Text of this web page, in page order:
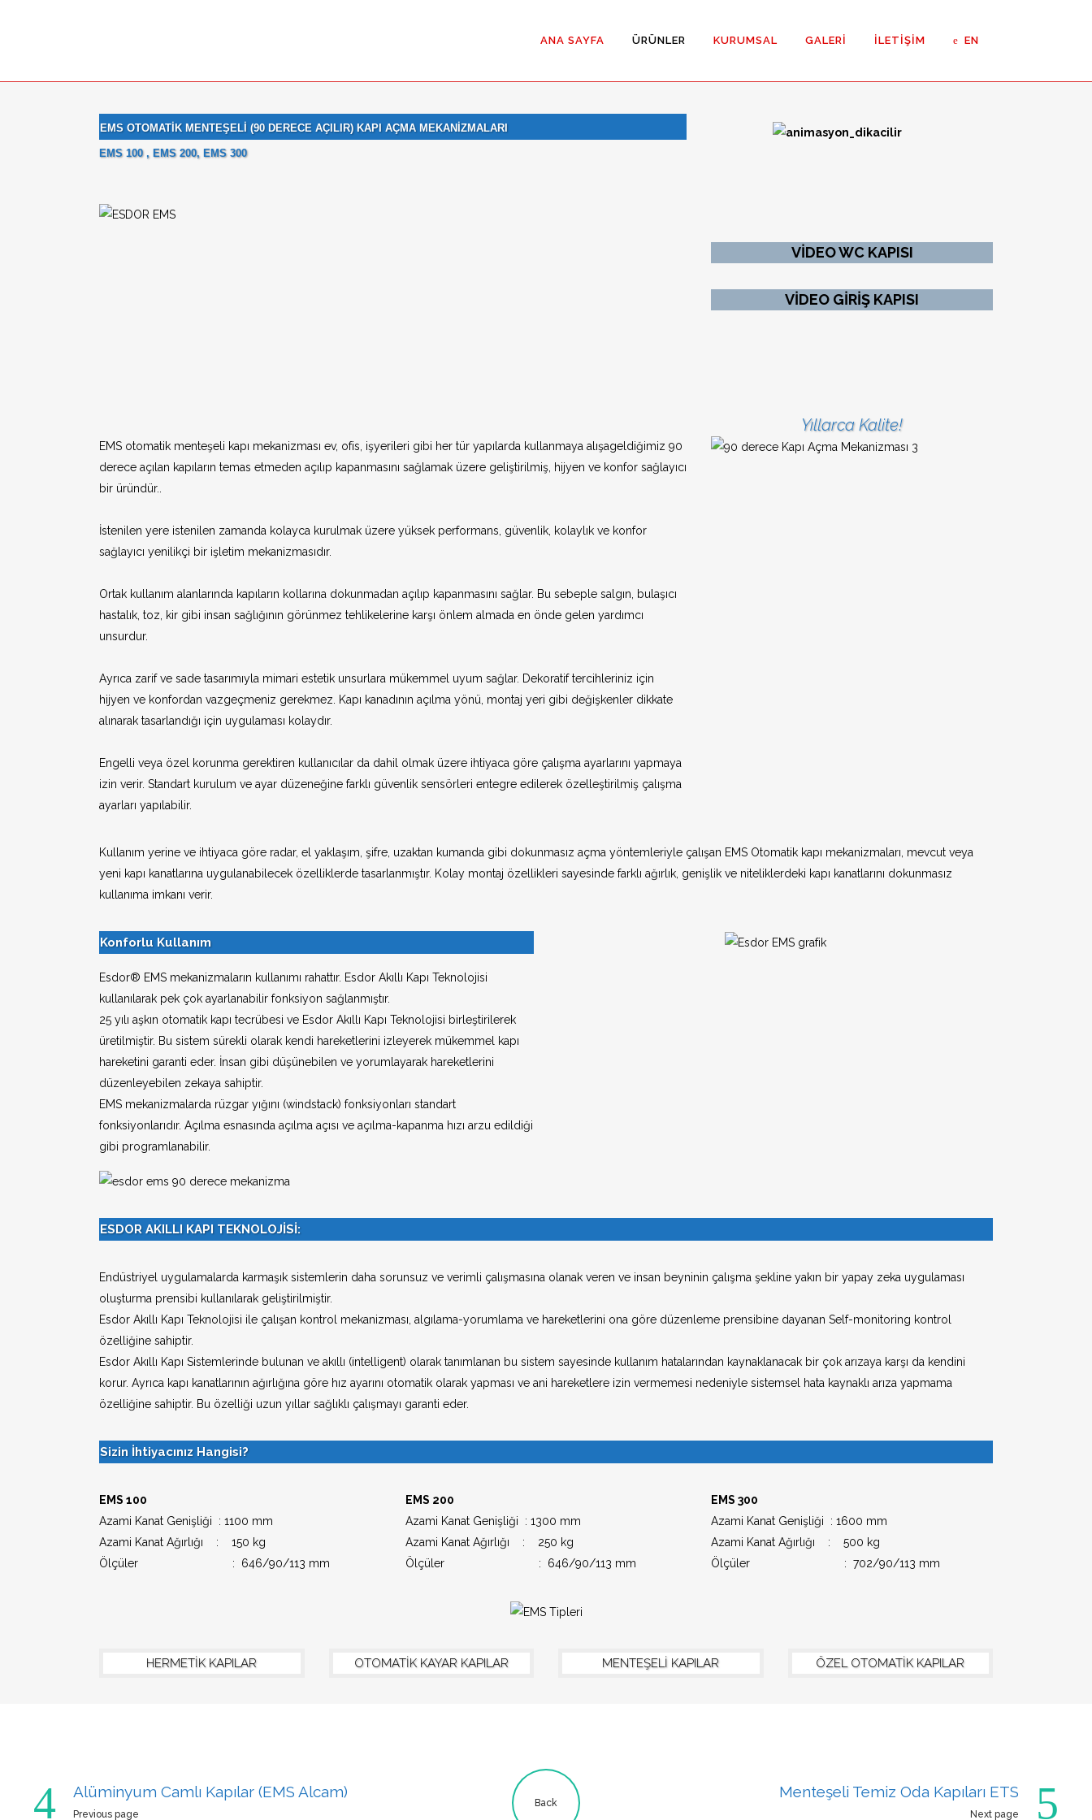
ANA SAYFA ÜRÜNLER
Yana Kayar Temiz Oda Kapıları
Otomatik Kapı Mekanizması (EMS)
Alüminyum Camlı Kapılar (EMS
Almed)
Yana Kayar Otomatik (Fotoselli)
Prizmatik Kayar Kapılar
Otomatik Cam Kapı
Radyasyon Geçirmez Menteşeli
Aksesuarlar
KURUMSAL GALERI İLETIŞIM EN
EMS OTOMATİK MENTEŞELİ (90 DERECE AÇILIR) KAPI AÇMA MEKANİZMALARI
EMS 100 , EMS 200, EMS 300
VİDEO WC KAPISI
VİDEO GİRİŞ KAPISI
Yıllarca Kalite!
EMS otomatik menteşeli kapı mekanizması ev, ofis, işyerileri gibi her tür yapılarda kullanmaya alışageldiğimiz 90
derece açılan kapıların temas etmeden açılıp kapanmasını sağlamak üzere geliştirilmiş, hijyen ve konfor sağlayıcı
bir üründür..
İstenilen yere istenilen zamanda kolayca kurulmak üzere yüksek performans, güvenlik, kolaylık ve konfor
sağlayıcı yenilikçi bir işletim mekanizmasıdır.
Ortak kullanım alanlarında kapıların kollarına dokunmadan açılıp kapanmasını sağlar. Bu sebeple salgın, bulaşıcı
hastalık, toz, kir gibi insan sağlığının görünmez tehlikelerine karşı önlem almada en önde gelen yardımcı
unsurdur.
Ayrıca zarif ve sade tasarımıyla mimari estetik unsurlara mükemmel uyum sağlar. Dekoratif tercihleriniz için
hijyen ve konfordan vazgeçmeniz gerekmez. Kapı kanadının açılma yönü, montaj yeri gibi değişkenler dikkate
alınarak tasarlandığı için uygulaması kolaydır.
Engelli veya özel korunma gerektiren kullanıcılar da dahil olmak üzere ihtiyaca göre çalışma ayarlarını yapmaya
izin verir. Standart kurulum ve ayar düzeneğine farklı güvenlik sensörleri entegre edilerek özelleştirilmiş çalışma
ayarları yapılabilir.
Kullanım yerine ve ihtiyaca göre radar, el yaklaşım, şifre, uzaktan kumanda gibi dokunmasız açma yöntemleriyle çalışan EMS Otomatik kapı mekanizmaları, mevcut veya
yeni kapı kanatlarına uygulanabilecek özelliklerde tasarlanmıştır. Kolay montaj özellikleri sayesinde farklı ağırlık, genişlik ve niteliklerdeki kapı kanatlarını dokunmasız
kullanıma imkanı verir.
Konforlu Kullanım
Esdor® EMS mekanizmaların kullanımı rahattır. Esdor Akıllı Kapı Teknolojisi
kullanılarak pek çok ayarlanabilir fonksiyon sağlanmıştır.
25 yılı aşkın otomatik kapı tecrübesi ve Esdor Akıllı Kapı Teknolojisi birleştirilerek
üretilmiştir. Bu sistem sürekli olarak kendi hareketlerini izleyerek mükemmel kapı
hareketini garanti eder. İnsan gibi düşünebilen ve yorumlayarak hareketlerini
düzenleyebilen zekaya sahiptir.
EMS mekanizmalarda rüzgar yığını (windstack) fonksiyonları standart
fonksiyonlarıdır. Açılma esnasında açılma açısı ve açılma-kapanma hızı arzu edildiği
gibi programlanabilir.
ESDOR AKILLI KAPI TEKNOLOJİSİ:
Endüstriyel uygulamalarda karmaşık sistemlerin daha sorunsuz ve verimli çalışmasına olanak veren ve insan beyninin çalışma şekline yakın bir yapay zeka uygulaması
oluşturma prensibi kullanılarak geliştirilmiştir.
Esdor Akıllı Kapı Teknolojisi ile çalışan kontrol mekanizması, algılama-yorumlama ve hareketlerini ona göre düzenleme prensibine dayanan Self-monitoring kontrol
özelliğine sahiptir.
Esdor Akıllı Kapı Sistemlerinde bulunan ve akıllı (intelligent) olarak tanımlanan bu sistem sayesinde kullanım hatalarından kaynaklanacak bir çok arızaya karşı da kendini
korur. Ayrıca kapı kanatlarının ağırlığına göre hız ayarını otomatik olarak yapması ve ani hareketlere izin vermemesi nedeniyle sistemsel hata kaynaklı arıza yapmama
özelliğine sahiptir. Bu özelliği uzun yıllar sağlıklı çalışmayı garanti eder.
Sizin İhtiyacınız Hangisi?
EMS 100
Azami Kanat Genişliği : 1100 mm
Azami Kanat Ağırlığı : 150 kg
Ölçüler : 646/90/113 mm
EMS 200
Azami Kanat Genişliği : 1300 mm
Azami Kanat Ağırlığı : 250 kg
Ölçüler : 646/90/113 mm
EMS 300
Azami Kanat Genişliği : 1600 mm
Azami Kanat Ağırlığı : 500 kg
Ölçüler : 702/90/113 mm
HERMETİK KAPILAR OTOMATİK KAYAR KAPILAR MENTEŞELİ KAPILAR ÖZEL OTOMATİK KAPILAR
Alüminyum Camlı Kapılar (EMS Alcam)
Previous page
Back
Menteşeli Temiz Oda Kapıları ETS
Next page
Mobil: +90 530 156 92 42
Faks: +90 312 395 96 94